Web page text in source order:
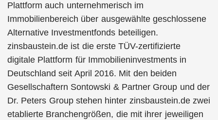
Plattform auch unternehmerisch im
Immobilienbereich über ausgewählte geschlossene
Alternative Investmentfonds beteiligen.
zinsbaustein.de ist die erste TÜV-zertifizierte
digitale Plattform für Immobilieninvestments in
Deutschland seit April 2016. Mit den beiden
Gesellschaftern Sontowski & Partner Group und der
Dr. Peters Group stehen hinter zinsbaustein.de zwei
etablierte Branchengrößen, die mit ihrer jeweiligen